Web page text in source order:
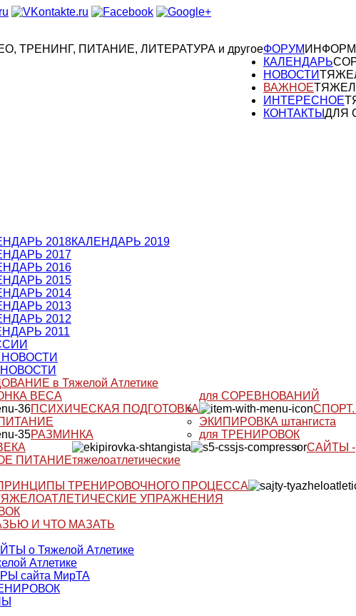
ФОРУМ
ТРЕНИНГ, ПИТАНИЕ, ЛИТЕРАТУРА и другое
КАЛЕНДАРЬ
КАЛЕНДАРЬ 2019
2018
2017
2016
2015
2014
2013
2012
2011
НОВОСТИ
ВАЖНОЕ
в Тяжелой Атлетике
для СОРЕВНОВАНИЙ
ВЕСА
ПСИХИЧЕСКАЯ ПОДГОТОВКА
РАЗМИНКА
ПИТАНИЕ
ЭКИПИРОВКА штангиста
для ТРЕНИРОВОК
ТРЕНИРОВОЧНОГО ПРОЦЕССА
УПРАЖНЕНИЯ
И ЧТО МАЗАТЬ
САЙТЫ -
тяжелоатлетические
ИНТЕРЕСНОЕ
о Тяжелой Атлетике
Атлетике
сайта МирТА
КОНТАКТЫ ДЛЯ